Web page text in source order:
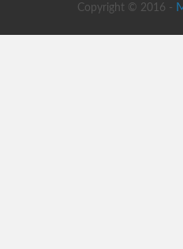
Copyright © 2016 -